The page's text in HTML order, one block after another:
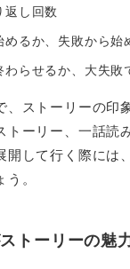
返し回数
めるか、失敗から始
わらせるか、大失敗
、ストーリーの印
トーリー、一話読
開して行く際には
。
ストーリーの魅